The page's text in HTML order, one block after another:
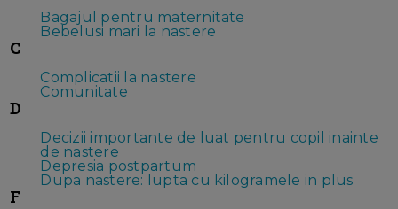
Bagajul pentru maternitate
Bebelusi mari la nastere
C
Complicatii la nastere
Comunitate
D
Decizii importante de luat pentru copil inainte
de nastere
Depresia postpartum
Dupa nastere: lupta cu kilogramele in plus
F